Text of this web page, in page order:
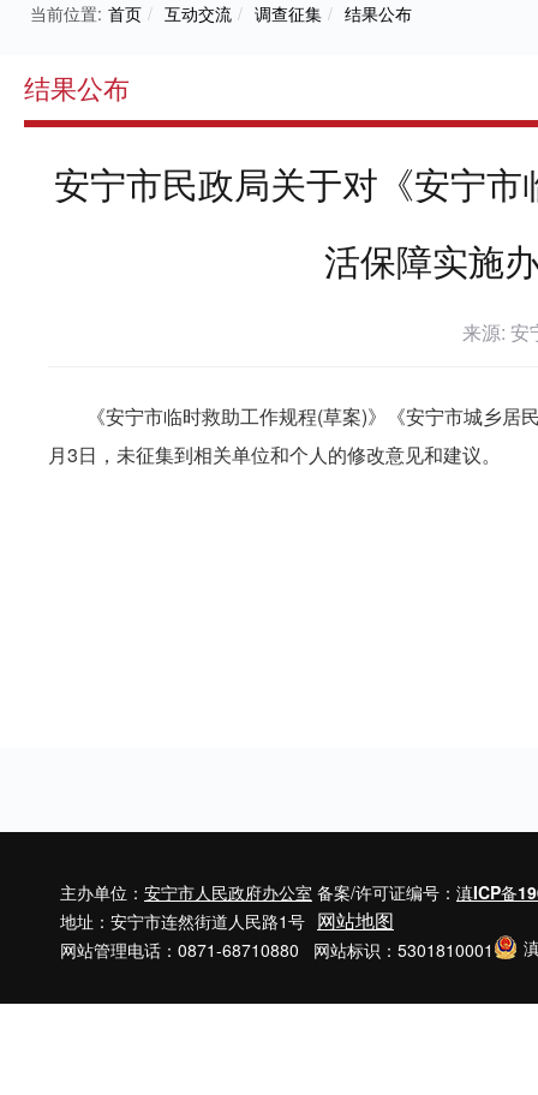
当前位置: 首页 / 互动交流 / 调查征集 / 结果公布
结果公布
安宁市民政局关于对《安宁
活保障实施
来源:
《安宁市临时救助工作规程(草案)》《安宁市城乡居
月3日，未征集到相关单位和个人的修改意见和建议。
主办单位： 安宁市人民政府办公室 备案/许可证编号： 滇ICP备
地址：安宁市连然街道人民路1号 网站地图
网站管理电话：0871-68710880 网站标识：5301810001